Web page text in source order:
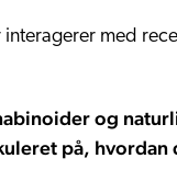
med
og
på,